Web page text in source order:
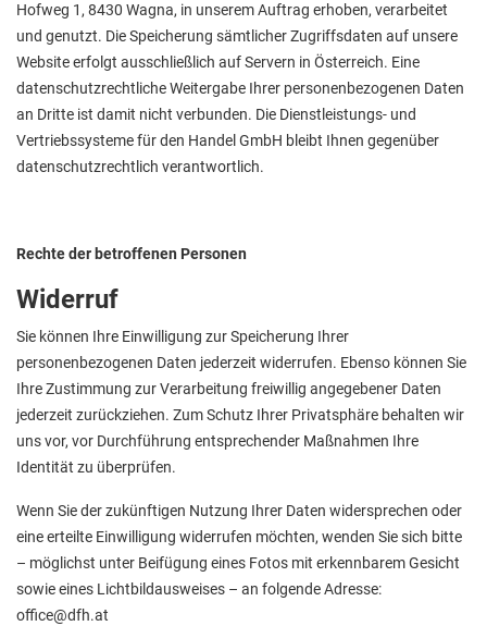
Hofweg 1, 8430 Wagna, in unserem Auftrag erhoben, verarbeitet
und genutzt. Die Speicherung sämtlicher Zugriffsdaten auf unsere
Website erfolgt ausschließlich auf Servern in Österreich. Eine
datenschutzrechtliche Weitergabe Ihrer personenbezogenen Daten
an Dritte ist damit nicht verbunden. Die Dienstleistungs- und
Vertriebssysteme für den Handel GmbH bleibt Ihnen gegenüber
datenschutzrechtlich verantwortlich.
Rechte der betroffenen Personen
Widerruf
Sie können Ihre Einwilligung zur Speicherung Ihrer
personenbezogenen Daten jederzeit widerrufen. Ebenso können Sie
Ihre Zustimmung zur Verarbeitung freiwillig angegebener Daten
jederzeit zurückziehen. Zum Schutz Ihrer Privatsphäre behalten wir
uns vor, vor Durchführung entsprechender Maßnahmen Ihre
Identität zu überprüfen.
Wenn Sie der zukünftigen Nutzung Ihrer Daten widersprechen oder
eine erteilte Einwilligung widerrufen möchten, wenden Sie sich bitte
– möglichst unter Beifügung eines Fotos mit erkennbarem Gesicht
sowie eines Lichtbildausweises – an folgende Adresse:
office@dfh.at